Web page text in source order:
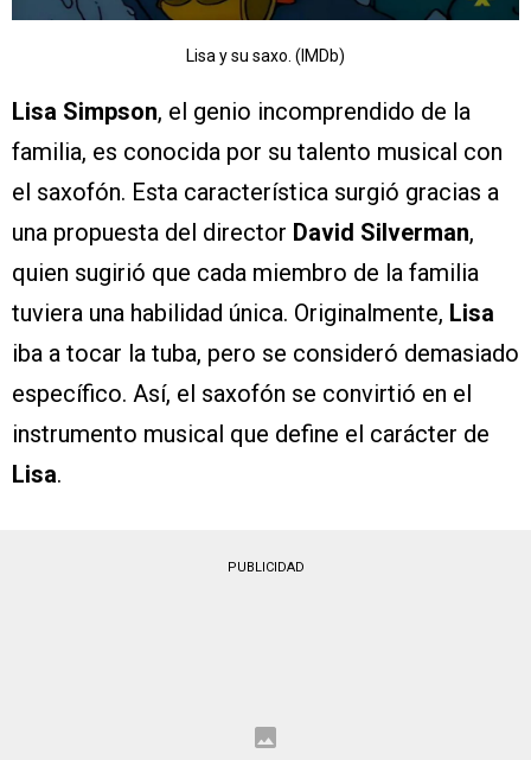
Lisa y su saxo. (IMDb)
Lisa Simpson, el genio incomprendido de la
familia, es conocida por su talento musical con
el saxofón. Esta característica surgió gracias a
una propuesta del director David Silverman,
quien sugirió que cada miembro de la familia
tuviera una habilidad única. Originalmente, Lisa
iba a tocar la tuba, pero se consideró demasiado
específico. Así, el saxofón se convirtió en el
instrumento musical que define el carácter de
Lisa.
PUBLICIDAD